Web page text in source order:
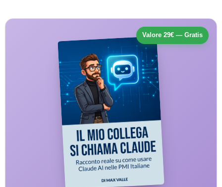
Valore 29€ — Gratis